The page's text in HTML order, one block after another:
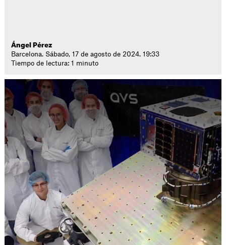
Ángel Pérez
Barcelona. Sábado, 17 de agosto de 2024. 19:33
Tiempo de lectura: 1 minuto